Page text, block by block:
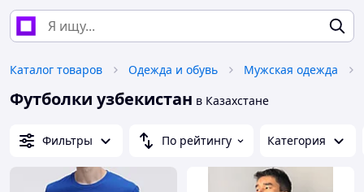
Каталог товаров Одежда и обувь Мужская одежда
Футболки узбекистан в Казахстане
Фильтры По рейтингу Категория